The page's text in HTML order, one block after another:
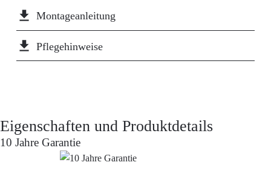
file_download Montageanleitung
file_download Pflegehinweise
Eigenschaften und Produktdetails
10 Jahre Garantie